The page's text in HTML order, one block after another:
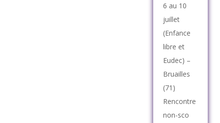
6 au 10
juillet
(Enfance
libre et
Eudec) –
Bruailles
(71)
Rencontre
non-sco